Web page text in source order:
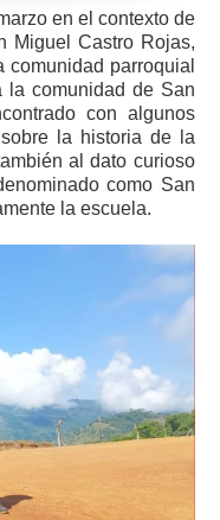
en el contexto de
Miguel Castro Rojas,
parroquial
la comunidad de San
con algunos
la historia de la
al dato curioso
como San
la escuela.